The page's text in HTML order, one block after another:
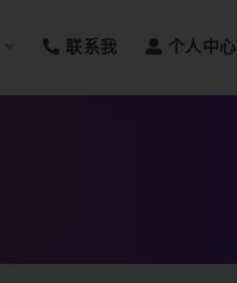
联系我 个人中心